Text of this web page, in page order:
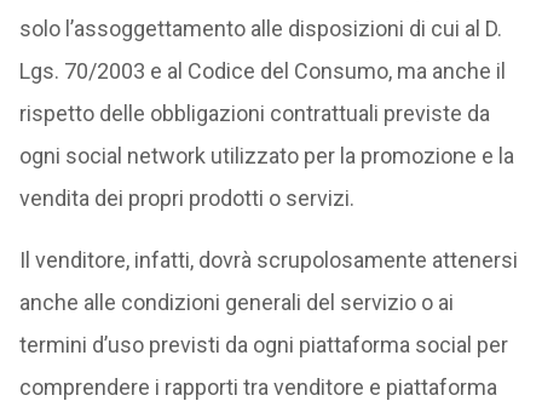
solo l’assoggettamento alle disposizioni di cui al D.
Lgs. 70/2003 e al Codice del Consumo, ma anche il
rispetto delle obbligazioni contrattuali previste da
ogni social network utilizzato per la promozione e la
vendita dei propri prodotti o servizi.
Il venditore, infatti, dovrà scrupolosamente attenersi
anche alle condizioni generali del servizio o ai
termini d’uso previsti da ogni piattaforma social per
comprendere i rapporti tra venditore e piattaforma